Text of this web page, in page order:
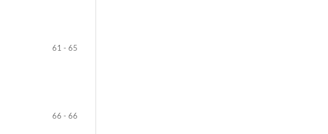
61 - 65
66 - 66